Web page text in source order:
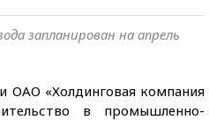
запланирован на апрель
ОАО «Холдинговая компания
в промышленно-